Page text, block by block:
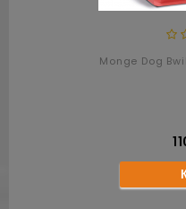
Monge Dog